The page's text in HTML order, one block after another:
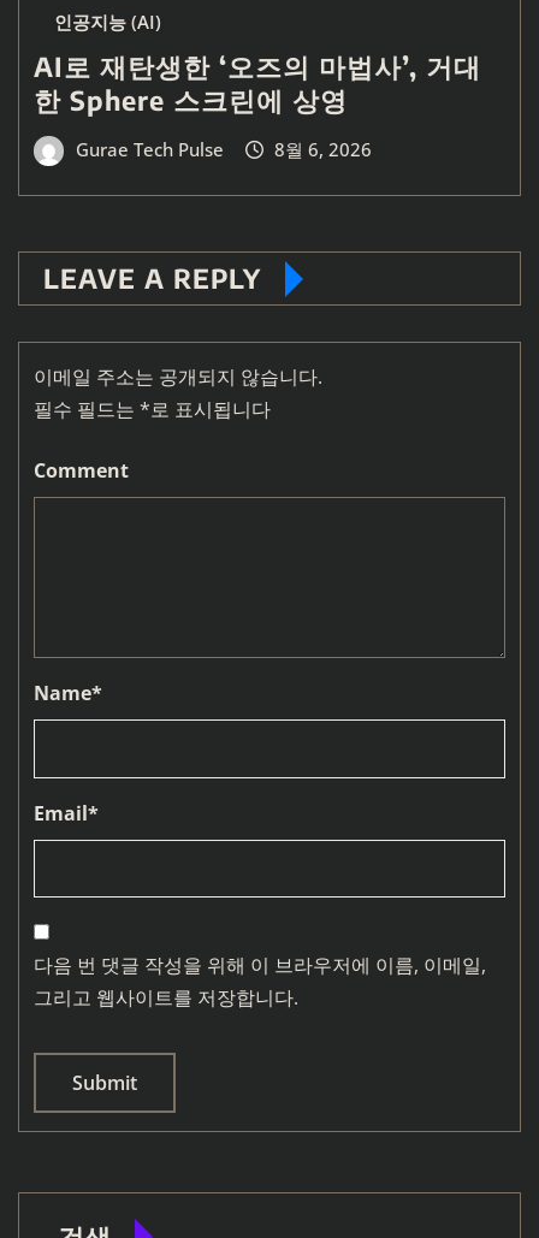
인공지능 (AI)
AI로 재탄생한 ‘오즈의 마법사’, 거대
한 Sphere 스크린에 상영
Gurae Tech Pulse 8월 6, 2026
LEAVE A REPLY
이메일 주소는 공개되지 않습니다.
필수 필드는 *로 표시됩니다
Comment
Name*
Email*
다음 번 댓글 작성을 위해 이 브라우저에 이름, 이메일,
그리고 웹사이트를 저장합니다.